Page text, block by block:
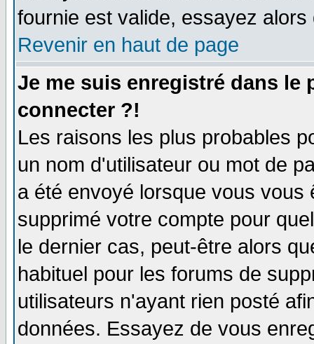
fournie est valide, essayez
Revenir en haut de page
Je me suis enregistré dans le
connecter ?!
Les raisons les plus probables
un nom d'utilisateur ou mot de
a été envoyé lorsque vous
supprimé votre compte pour
le dernier cas, peut-être alors
habituel pour les forums de
utilisateurs n'ayant rien posté
données. Essayez de vous